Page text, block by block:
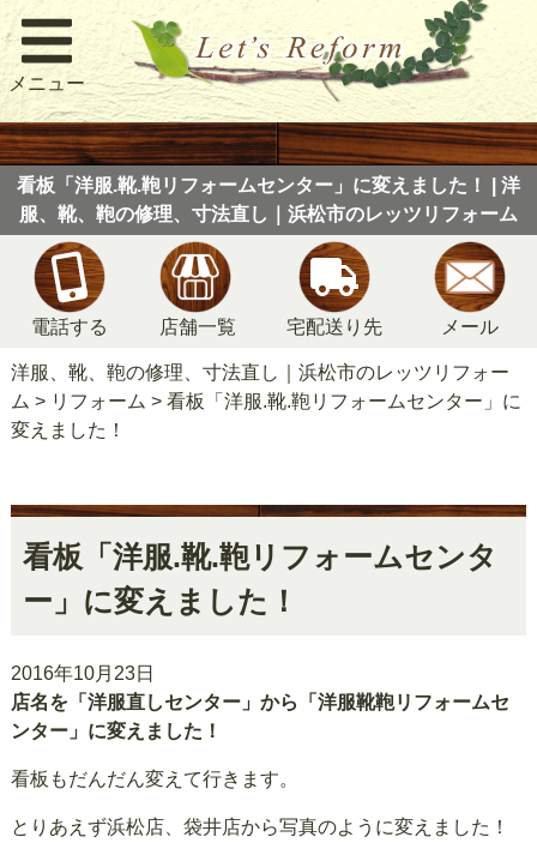
メニュー
看板「洋服.靴.鞄リフォームセンター」に変えました！ | 洋
服、靴、鞄の修理、寸法直し｜浜松市のレッツリフォーム
電話する 店舗一覧 宅配送り先 メール
洋服、靴、鞄の修理、寸法直し｜浜松市のレッツリフォー
ム > リフォーム > 看板「洋服.靴.鞄リフォームセンター」に
変えました！
看板「洋服.靴.鞄リフォームセンタ
ー」に変えました！
2016年10月23日
店名を「洋服直しセンター」から「洋服靴鞄リフォームセ
ンター」に変えました！
看板もだんだん変えて行きます。
とりあえず浜松店、袋井店から写真のように変えました！